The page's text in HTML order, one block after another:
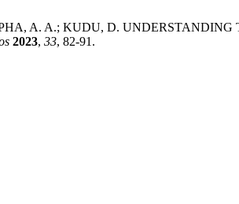
A. A.; KUDU, D.
2023, 33, 82-91.